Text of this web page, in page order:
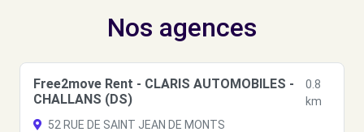
Nos agences
Free2move Rent - CLARIS AUTOMOBILES -
CHALLANS (DS)
0.8
km
52 RUE DE SAINT JEAN DE MONTS